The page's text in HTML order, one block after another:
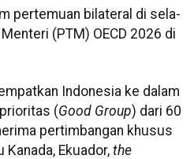
pertemuan bilateral di sela-
(PTM) OECD 2026 di
Indonesia ke dalam
(Good Group) dari 60
pertimbangan khusus
Kanada, Ekuador,the